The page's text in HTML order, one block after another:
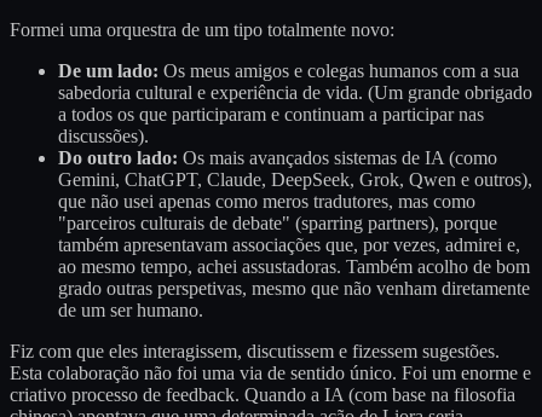
Formei uma orquestra de um tipo totalmente novo:
De um lado: Os meus amigos e colegas humanos com a sua
sabedoria cultural e experiência de vida. (Um grande obrigado
a todos os que participaram e continuam a participar nas
discussões).
Do outro lado: Os mais avançados sistemas de IA (como
Gemini, ChatGPT, Claude, DeepSeek, Grok, Qwen e outros),
que não usei apenas como meros tradutores, mas como
"parceiros culturais de debate" (sparring partners), porque
também apresentavam associações que, por vezes, admirei e,
ao mesmo tempo, achei assustadoras. Também acolho de bom
grado outras perspetivas, mesmo que não venham diretamente
de um ser humano.
Fiz com que eles interagissem, discutissem e fizessem sugestões.
Esta colaboração não foi uma via de sentido único. Foi um enorme e
criativo processo de feedback. Quando a IA (com base na filosofia